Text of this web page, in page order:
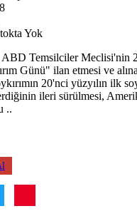
Yok
Temsilciler Meclisi'nin
Günü" ilan etmesi ve
20'nci yüzyılın ilk
ileri sürülmesi,
..